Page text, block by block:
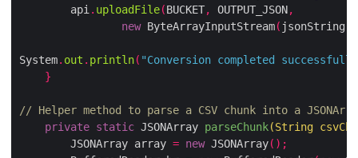
        api
. uploadFile(BUCKET, OUTPUT_JSON,
new ByteArrayInputStream( jsonString
System. out . println( "Conversion completed
}
// Helper method to parse a CSV chunk into a
private static JSONArray parseChunk(String
        JSONArray array
= new JSONArray();